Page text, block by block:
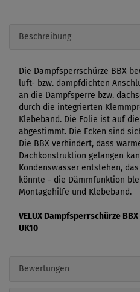
Beschreibung
Die Dampfsperrschürze BBX
luft- bzw. dampfdichten
an die Dampfsperre bzw.
durch die integrierten
Klebeband. Die Folie ist auf
abgestimmt. Die Ecken sind
Die BBX verhindert, dass
Dachkonstruktion gelangen
Kondenswasser entstehen,
könnte - die Dämmfunktion
Montagehilfe und Klebeband.
VELUX Dampfsperrschürze
UK10
Bewertungen